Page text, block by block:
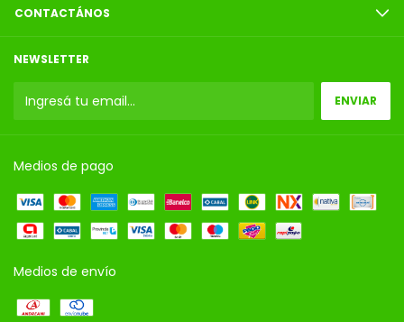
CONTACTÁNOS
NEWSLETTER
Medios de pago
Medios de envío